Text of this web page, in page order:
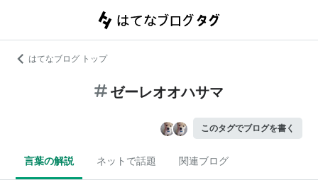
はてなブログ トップ
ゼーレオオハサマ
このタグでブログを書く
言葉の解説 ネットで話題 関連ブログ